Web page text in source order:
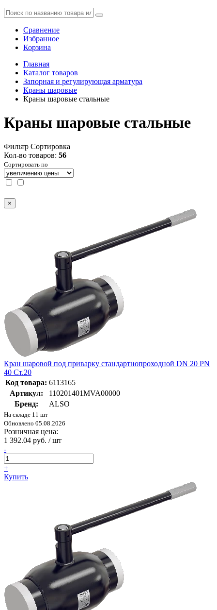
Сравнение
Избранное
Корзина
Главная
Каталог товаров
Запорная и регулирующая арматура
Краны шаровые
Краны шаровые стальные
Краны шаровые стальные
Фильтр Сортировка
Кол-во товаров: 56
Сортировать по
×
Кран шаровой под приварку стандартнопроходной DN 20 PN
40 Ст.20
Код товара: 6113165
Артикул:
110201401MVA00000
Бренд:
ALSO
На складе 11 шт
Обновлено 05.08.2026
Розничная цена:
1 392.04 руб. / шт
-
+
Купить